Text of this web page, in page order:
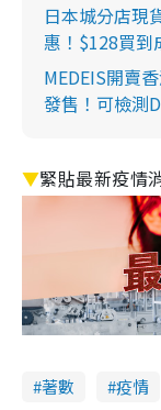
日本城分店現
惠！$128買到
MEDEIS開賣
發售！可檢測
▼緊貼最新疫情
著數 疫情